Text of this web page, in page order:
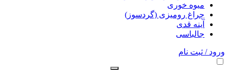
میوه خوری
چراغ رومیزی (گردسوز)
آینه قدی
جالباسی
ورود / ثبت نام